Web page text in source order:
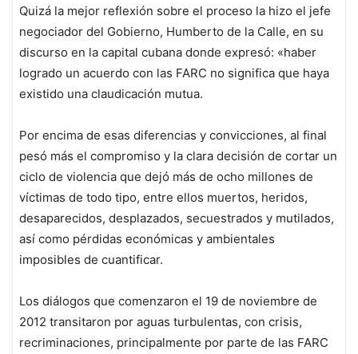
Quizá la mejor reflexión sobre el proceso la hizo el jefe
negociador del Gobierno, Humberto de la Calle, en su
discurso en la capital cubana donde expresó: «haber
logrado un acuerdo con las FARC no significa que haya
existido una claudicación mutua.
Por encima de esas diferencias y convicciones, al final
pesó más el compromiso y la clara decisión de cortar un
ciclo de violencia que dejó más de ocho millones de
víctimas de todo tipo, entre ellos muertos, heridos,
desaparecidos, desplazados, secuestrados y mutilados,
así como pérdidas económicas y ambientales
imposibles de cuantificar.
Los diálogos que comenzaron el 19 de noviembre de
2012 transitaron por aguas turbulentas, con crisis,
recriminaciones, principalmente por parte de las FARC